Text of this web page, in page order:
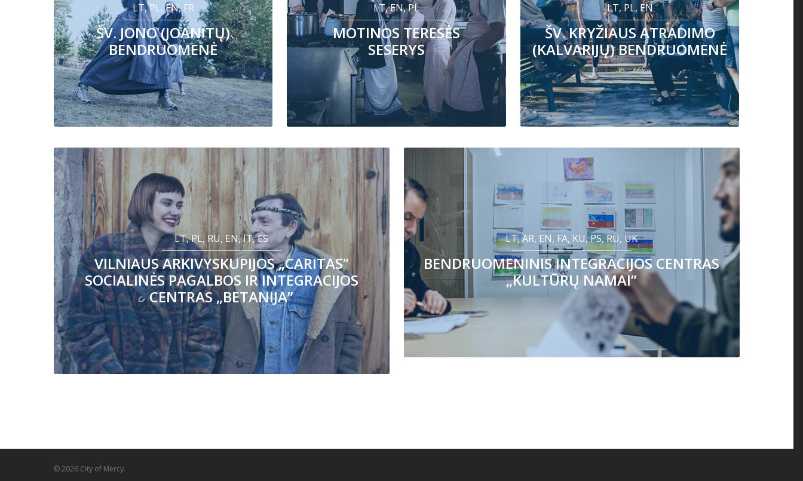
LT, PL, EN, FR
ŠV. JONO (JOANITŲ)
BENDRUOMENĖ
LT, EN, PL
MOTINOS TERESĖS
SESERYS
LT, PL, EN
ŠV. KRYŽIAUS ATRADIMO
(KALVARIJŲ) BENDRUOMENĖ
LT, PL, RU, EN, IT, ES
VILNIAUS ARKIVYSKUPIJOS „CARITAS”
SOCIALINĖS PAGALBOS IR INTEGRACIJOS
CENTRAS „BETANIJA”
LT, AR, EN, FA, KU, PS, RU, UK
BENDRUOMENINIS INTEGRACIJOS CENTRAS
„KULTŪRŲ NAMAI”
© 2026 City of Mercy.